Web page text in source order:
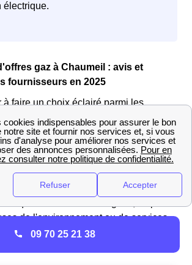
électrique.
gaz à Chaumeil : avis et
fournisseurs en 2025
à faire un choix éclairé parmi les
de gaz disponibles sur le marché, il
comparer de manière rigoureuse.
sélection exclusive d'offres de gaz,
pour répondre à vosbesoins
de l'environnement ou de services
notre sélection d'offres de gaz
09 70 25 21 38